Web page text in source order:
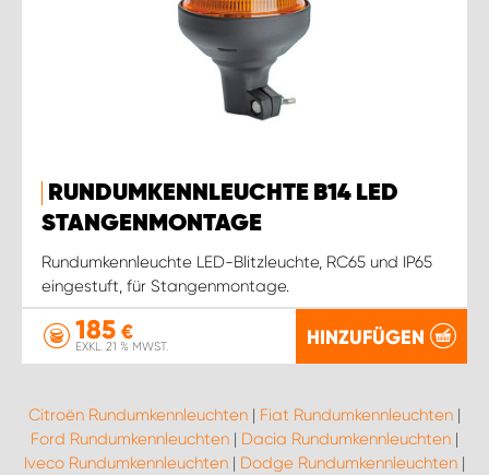
RUNDUMKENNLEUCHTE B14 LED
STANGENMONTAGE
Rundumkennleuchte LED-Blitzleuchte, RC65 und IP65
eingestuft, für Stangenmontage.
185 €
EXKL. 21 % MWST. HINZUFÜGEN
Citroën Rundumkennleuchten | Fiat Rundumkennleuchten |
Ford Rundumkennleuchten | Dacia Rundumkennleuchten |
Iveco Rundumkennleuchten | Dodge Rundumkennleuchten |